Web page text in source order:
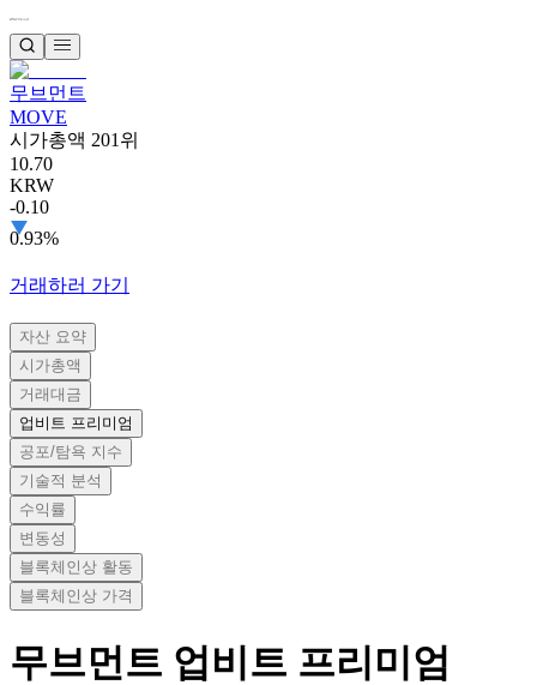
무브먼트
MOVE
시가총액 201위
10.70
KRW
-0.10
0.93%
거래하러 가기
자산 요약
시가총액
거래대금
업비트 프리미엄
공포/탐욕 지수
기술적 분석
수익률
변동성
블록체인상 활동
블록체인상 가격
무브먼트 업비트 프리미엄